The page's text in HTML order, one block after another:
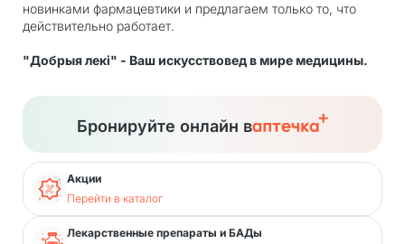
новинками фармацевтики и предлагаем только то, что
действительно работает.
"Добрыя лекi" - Ваш искусствовед в мире медицины.
Бронируйте онлайн в
Акции
Перейти в каталог
Лекарственные препараты и БАДы